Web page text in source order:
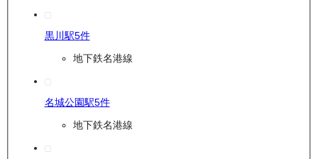
黒川駅5件
地下鉄名港線
名城公園駅5件
地下鉄名港線